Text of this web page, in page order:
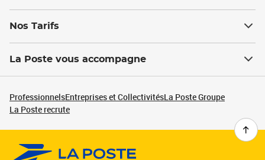
Nos Tarifs
La Poste vous accompagne
ProfessionnelsEntreprises et CollectivitésLa Poste Groupe
La Poste recrute